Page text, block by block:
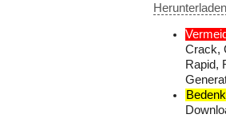
Crack,
Rapid,